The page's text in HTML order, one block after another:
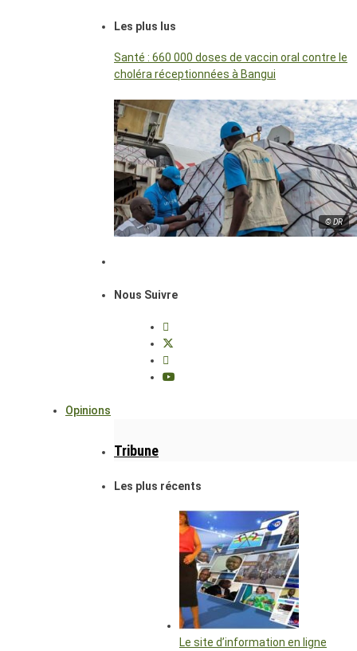
Les plus lus
Santé : 660 000 doses de vaccin oral contre le
choléra réceptionnées à Bangui
© DR
Nous Suivre
Opinions
Tribune
Les plus récents
Le site d’information en ligne